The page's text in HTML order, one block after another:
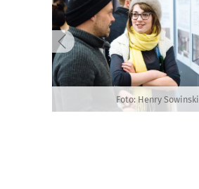
Foto: Henry Sowinski